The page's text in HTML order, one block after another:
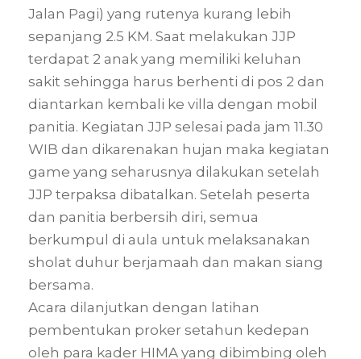
Jalan Pagi) yang rutenya kurang lebih
sepanjang 2.5 KM. Saat melakukan JJP
terdapat 2 anak yang memiliki keluhan
sakit sehingga harus berhenti di pos 2 dan
diantarkan kembali ke villa dengan mobil
panitia. Kegiatan JJP selesai pada jam 11.30
WIB dan dikarenakan hujan maka kegiatan
game yang seharusnya dilakukan setelah
JJP terpaksa dibatalkan. Setelah peserta
dan panitia berbersih diri, semua
berkumpul di aula untuk melaksanakan
sholat duhur berjamaah dan makan siang
bersama.
Acara dilanjutkan dengan latihan
pembentukan proker setahun kedepan
oleh para kader HIMA yang dibimbing oleh